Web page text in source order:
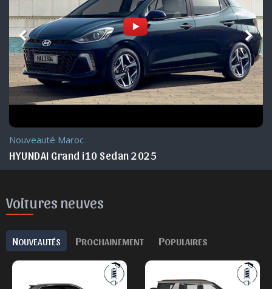
Nouveauté Maroc
HYUNDAI Grand i10 Sedan 2025
Voitures neuves
NOUVEAUTÉS PROCHAINEMENT POPULAIRES